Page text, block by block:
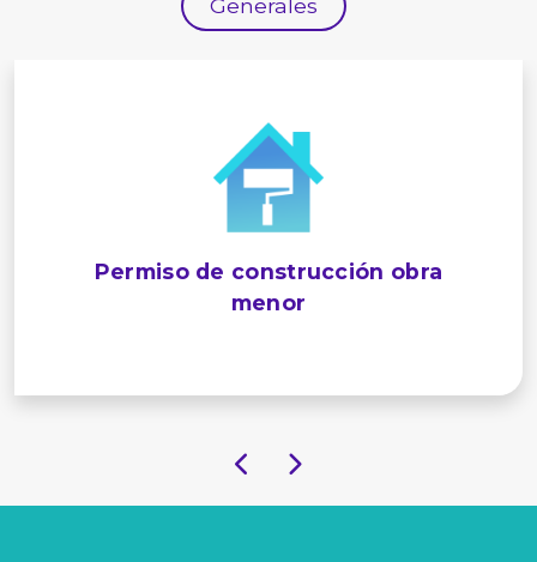
Generales
Permiso de construcción obra
menor